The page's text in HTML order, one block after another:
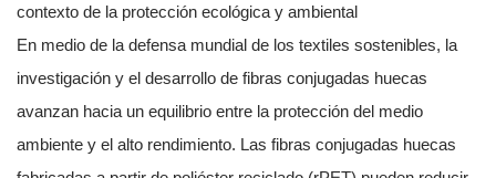
contexto de la protección ecológica y ambiental
En medio de la defensa mundial de los textiles sostenibles, la
investigación y el desarrollo de fibras conjugadas huecas
avanzan hacia un equilibrio entre la protección del medio
ambiente y el alto rendimiento. Las fibras conjugadas huecas